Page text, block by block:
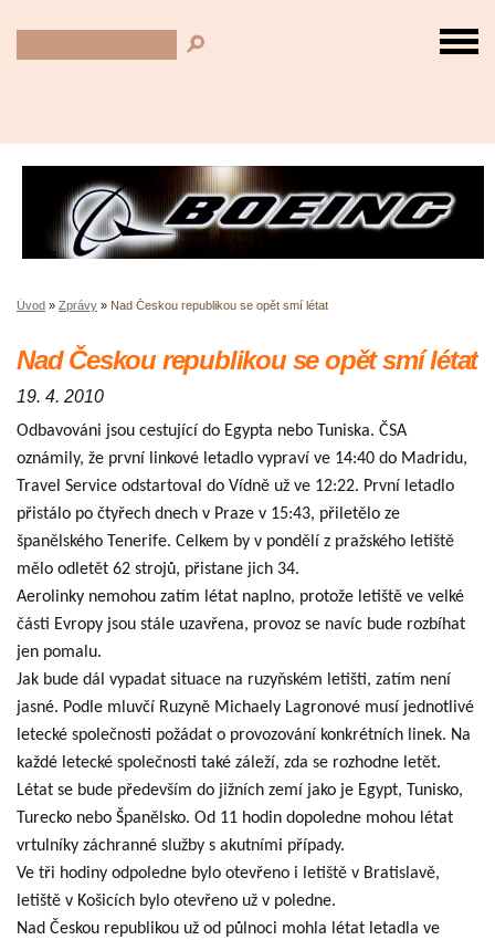
Úvod » Zprávy » Nad Českou republikou se opět smí létat
Nad Českou republikou se opět smí létat
19. 4. 2010
Odbavováni jsou cestující do Egypta nebo Tuniska. ČSA
oznámily, že první linkové letadlo vypraví ve 14:40 do Madridu,
Travel Service odstartoval do Vídně už ve 12:22. První letadlo
přistálo po čtyřech dnech v Praze v 15:43, přiletělo ze
španělského Tenerife. Celkem by v pondělí z pražského letiště
mělo odletět 62 strojů, přistane jich 34.
Aerolinky nemohou zatím létat naplno, protože letiště ve velké
části Evropy jsou stále uzavřena, provoz se navíc bude rozbíhat
jen pomalu.
Jak bude dál vypadat situace na ruzyňském letišti, zatím není
jasné. Podle mluvčí Ruzyně Michaely Lagronové musí jednotlivé
letecké společnosti požádat o provozování konkrétních linek. Na
každé letecké společnosti také záleží, zda se rozhodne letět.
Létat se bude především do jižních zemí jako je Egypt, Tunisko,
Turecko nebo Španělsko. Od 11 hodin dopoledne mohou létat
vrtulníky záchranné služby s akutními případy.
Ve tři hodiny odpoledne bylo otevřeno i letiště v Bratislavě,
letiště v Košicích bylo otevřeno už v poledne.
Nad Českou republikou už od půlnoci mohla létat letadla ve